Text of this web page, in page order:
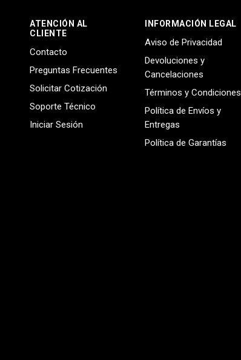
ATENCIÓN AL
CLIENTE
Contacto
Preguntas Frecuentes
Solicitar Cotización
Soporte Técnico
Iniciar Sesión
INFORMACIÓN LEGAL
Aviso de Privacidad
Devoluciones y
Cancelaciones
Términos y Condiciones
Política de Envíos y
Entregas
Política de Garantías